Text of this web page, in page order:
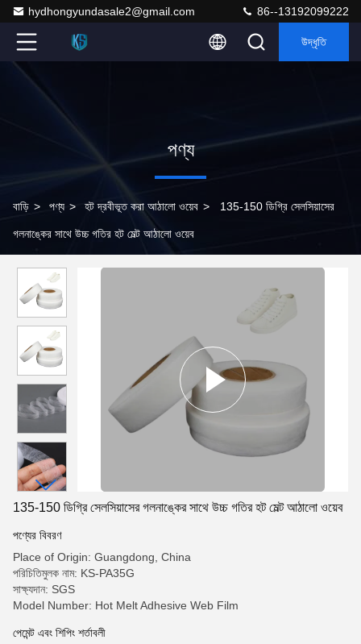
hydhongyundasale2@gmail.com 86--13192099222
উদ্ধৃতি
পণ্য
বাড়ি > পণ্য > হট দ্রবীভূত করা আঠালো ওয়েব > 135-150 ডিগ্রি সেলসিয়াসের
গলনাঙ্কের সাথে উচ্চ গতির হট মেল্ট আঠালো ওয়েব
135-150 ডিগ্রি সেলসিয়াসের গলনাঙ্কের সাথে উচ্চ গতির হট মেল্ট আঠালো ওয়েব
পণ্যের বিবরণ
Place of Origin: Guangdong, China
পরিচিতিমুলক নাম: KS-PA35G
সাক্ষ্যদান: SGS
Model Number: Hot Melt Adhesive Web Film
পেমেন্ট এবং শিপিং শর্তাবলী